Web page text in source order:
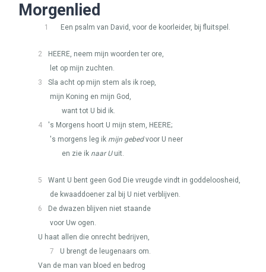
Morgenlied
1 Een psalm van David, voor de koorleider, bij fluitspel.
2 HEERE, neem mijn woorden ter ore,
let op mijn zuchten.
3
Sla acht op mijn stem als ik roep,
mijn Koning en mijn God,
want tot U bid ik.
4
's Morgens hoort U mijn stem, HEERE;
's morgens leg ik mijn gebedvoor U neer
en zie ik naar Uuit.
5
Want U bent geen God Die vreugde vindt in goddeloosheid,
de kwaaddoener zal bij U niet verblijven.
6
De dwazen blijven niet staande
voor Uw ogen.
U haat allen die onrecht bedrijven,
7
U brengt de leugenaars om.
Van de man van bloed en bedrog